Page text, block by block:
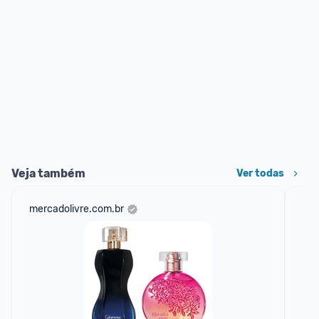
Veja também Ver todas
mercadolivre.com.br